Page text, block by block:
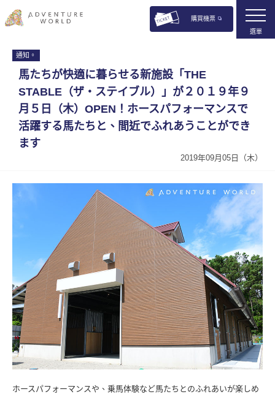
購買機票
選單
通知。
馬たちが快適に暮らせる新施設「THE
STABLE（ザ・ステイブル）」が２０１９年９
月５日（木）OPEN！ホースパフォーマンスで
活躍する馬たちと、間近でふれあうことができ
ます
2019年09月05日（木）
ホースパフォーマンスや、乗馬体験など馬たちとのふれあいが楽しめ